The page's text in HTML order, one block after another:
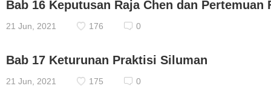
Bab 16 Keputusan Raja Chen dan Pertemuan
21 Jun, 2021 176 0
Bab 17 Keturunan Praktisi Siluman
21 Jun, 2021 175 0